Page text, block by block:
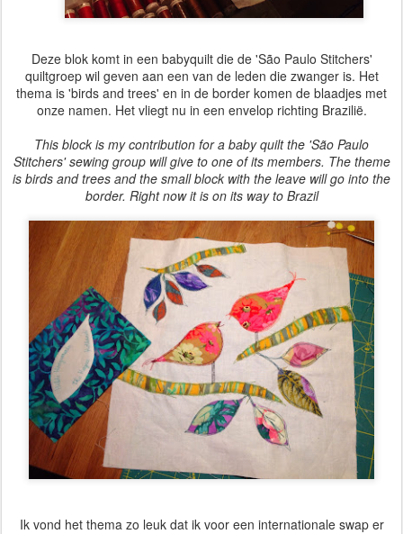
Deze blok komt in een babyquilt die de 'São Paulo Stitchers'
quiltgroep wil geven aan een van de leden die zwanger is. Het
thema is 'birds and trees' en in de border komen de blaadjes met
onze namen. Het vliegt nu in een envelop richting Brazilië.
This block is my contribution for a baby quilt the 'São Paulo
Stitchers' sewing group will give to one of its members. The theme
is birds and trees and the small block with the leave will go into the
border. Right now it is on its way to Brazil
Ik vond het thema zo leuk dat ik voor een internationale swap er